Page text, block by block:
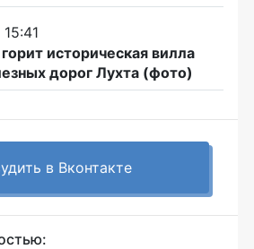
историческая вилла
дорог Лухта (фото)
в Вконтакте